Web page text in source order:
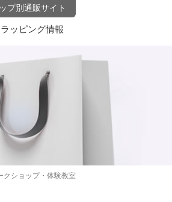
プ別通販サイト
ッピング情報
クショップ・体験教室